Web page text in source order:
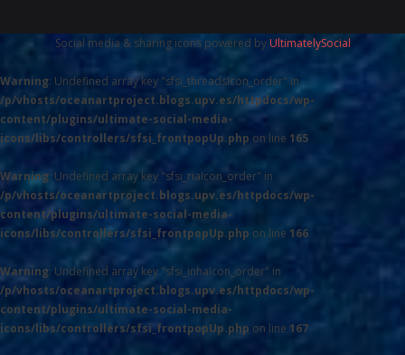
Social media & sharing icons powered by UltimatelySocial
Warning: Undefined array key "sfsi_threadsIcon_order" in
/p/vhosts/oceanartproject.blogs.upv.es/httpdocs/wp-
content/plugins/ultimate-social-media-
icons/libs/controllers/sfsi_frontpopUp.php on line 165
Warning: Undefined array key "sfsi_riaIcon_order" in
/p/vhosts/oceanartproject.blogs.upv.es/httpdocs/wp-
content/plugins/ultimate-social-media-
icons/libs/controllers/sfsi_frontpopUp.php on line 166
Warning: Undefined array key "sfsi_inhaIcon_order" in
/p/vhosts/oceanartproject.blogs.upv.es/httpdocs/wp-
content/plugins/ultimate-social-media-
icons/libs/controllers/sfsi_frontpopUp.php on line 167